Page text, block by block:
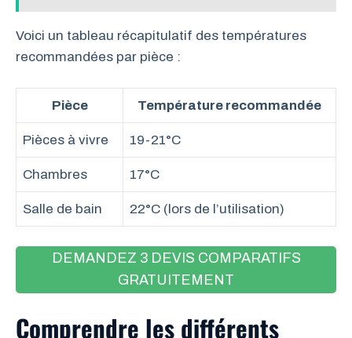
Voici un tableau récapitulatif des températures
recommandées par pièce :
Pièce Température recommandée
Pièces à vivre 19-21°C
Chambres 17°C
Salle de bain 22°C (lors de l’utilisation)
DEMANDEZ 3 DEVIS COMPARATIFS
GRATUITEMENT
Comprendre les différents